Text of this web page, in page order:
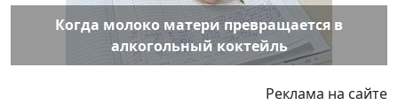
Когда молоко матери превращается в
алкогольный коктейль
Реклама на сайте